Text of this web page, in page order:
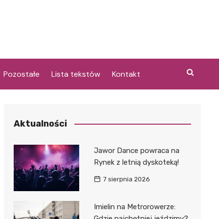
Pozostałe Lista tekstów Kontakt
Aktualności
Jawor Dance powraca na
Rynek z letnią dyskoteką!
7 sierpnia 2026
Imielin na Metrorowerze: